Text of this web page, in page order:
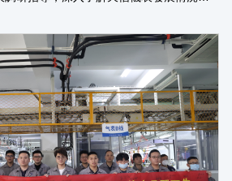
總經理張華陪同。